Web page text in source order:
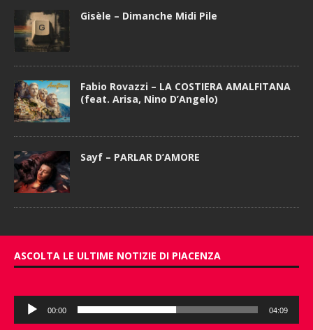
Gisèle – Dimanche Midi Pile
Fabio Rovazzi – LA COSTIERA AMALFITANA
(feat. Arisa, Nino D’Angelo)
Sayf – PARLAR D’AMORE
ASCOLTA LE ULTIME NOTIZIE DI PIACENZA
Audio
Player
00:00 04:09